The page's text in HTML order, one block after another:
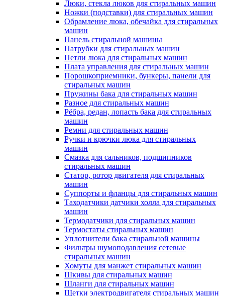
Люки, стекла люков для стиральных машин
Ножки (подставки) для стиральных машин
Обрамление люка, обечайка для стиральных
машин
Панель стиральной машины
Патрубки для стиральных машин
Петли люка для стиральных машин
Плата управления для стиральных машин
Порошкоприемники, бункеры, панели для
стиральных машин
Пружины бака для стиральных машин
Разное для стиральных машин
Рёбра, редан, лопасть бака для стиральных
машин
Ремни для стиральных машин
Ручки и крючки люка для стиральных
машин
Смазка для сальников, подшипников
стиральных машин
Статор, ротор двигателя для стиральных
машин
Суппорты и фланцы для стиральных машин
Таходатчики датчики холла для стиральных
машин
Термодатчики для стиральных машин
Термостаты стиральных машин
Уплотнители бака стиральной машины
Фильтры шумоподавления сетевые
стиральных машин
Хомуты для манжет стиральных машин
Шкивы для стиральных машин
Шланги для стиральных машин
Щетки электродвигателя стиральных машин